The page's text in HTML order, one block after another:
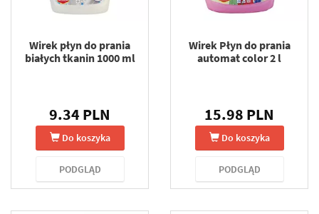
Wirek płyn do prania
białych tkanin 1000 ml
9.34 PLN
Do koszyka
PODGLĄD
Wirek Płyn do prania
automat color 2 l
15.98 PLN
Do koszyka
PODGLĄD